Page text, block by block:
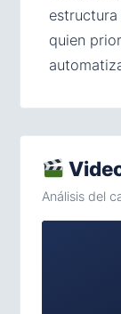
quien
Análisis del